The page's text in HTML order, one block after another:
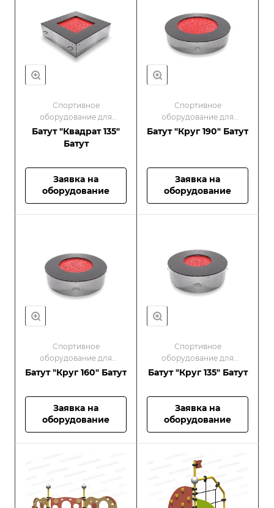
Спортивное
оборудование для
малышей/Оборудование
для спортивных
Батут "Квадрат 135"
Батут
Заявка на
оборудование
Спортивное
оборудование для
малышей/Оборудование
Батут "Круг 190" Батут
Заявка на
оборудование
Спортивное
оборудование для
малышей/Оборудование
Батут "Круг 160" Батут
Заявка на
оборудование
Спортивное
оборудование для
малышей/Оборудование
Батут "Круг 135" Батут
Заявка на
оборудование